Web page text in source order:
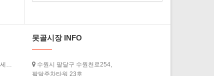
못골시장 INFO
수원시 팔달구 수원천로254,
팔달주차타워 23호